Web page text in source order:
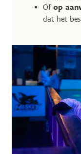
Of op
dat het